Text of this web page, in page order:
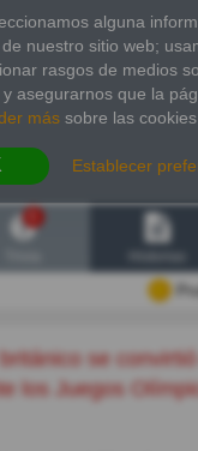
alguna
nuestro sitio web;
rasgos de medios
asegurarnos que la
más sobre las
Establecer
los Juegos